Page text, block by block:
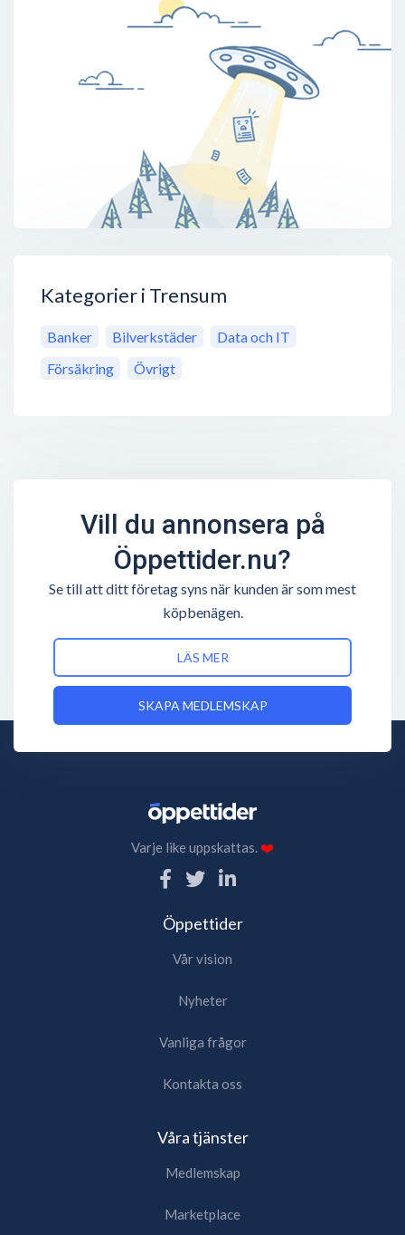
Kategorier i Trensum
Banker Bilverkstäder
Data och IT
Försäkring
Övrigt
Vill du annonsera på
Öppettider.nu?
Se till att ditt företag syns när kunden är som mest
köpbenägen.
LÄS MER
SKAPA MEDLEMSKAP
Varje like uppskattas.❤️
Öppettider
Vår vision
Nyheter
Vanliga frågor
Kontakta oss
Våra tjänster
Medlemskap
Marketplace